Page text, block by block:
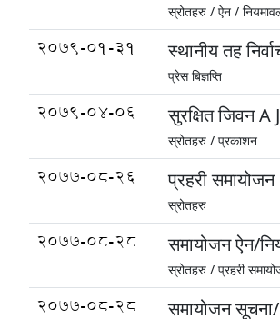
स्रोतहरु / ऐन /
2079-01-31 स्थानीय तह
प्रेस बिज्ञप्ति
2079-04-06 सुरक्षित जिवन
स्रोतहरु / प्रकाशन
2077-08-26 प्रहरी समायोजन
स्रोतहरु
2077-08-28 समायोजन ऐन/
स्रोतहरु / प्रहरी
2077-08-28 समायोजन सूचना/